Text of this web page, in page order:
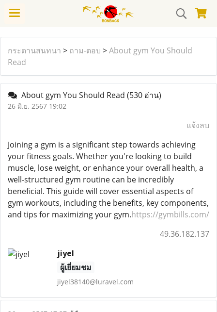
กระดานสนทนา > ถาม-ตอบ >About gym You Should
Read
About gym You Should Read (530 อ่าน)
26 มิ.ย. 2567 19:02
แจ้งลบ
Joining a gym is a significant step towards achieving
your fitness goals. Whether you're looking to build
muscle, lose weight, or enhance your overall health, a
well-structured gym routine can be incredibly
beneficial. This guide will cover essential aspects of
gym workouts, including the benefits, key components,
and tips for maximizing your gym.https://gymbills.com/
49.36.182.137
jiyel
ผู้เยี่ยมชม
jiyel38140@luravel.com